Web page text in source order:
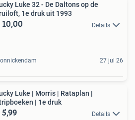
Luke 32 - De Daltons op de
1e druk uit 1993
Details
27 jul 26
Luke | Morris | Rataplan |
| 1e druk
Details